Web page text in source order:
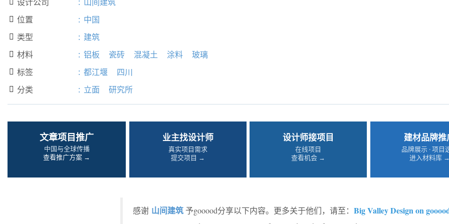
 位置 : 中国
 类型 : 建筑
 材料 : 铝板 瓷砖 混凝土 涂料 玻璃
 标签 : 都江堰 四川
 分类 : 立面 研究所
文章项目推广
中国与全球传播
查看推广方案 →
业主找设计师
真实项目需求
提交项目 →
设计师接项目
在线项目
查看机会 →
建材品牌推
品牌展示 · 项目
进入材料库
感谢 山间建筑予gooood分享以下内容。更多关于他们，请至： Big Valley Design on